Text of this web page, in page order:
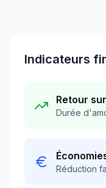
Indicateurs
Retour
Durée
Réduction